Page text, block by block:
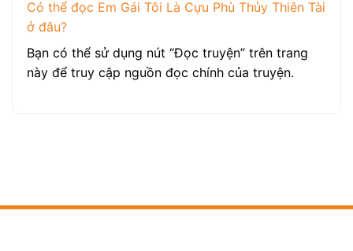
Có thể đọc Em Gái Tôi Là Cựu Phù Thủy Thiên Tài
ở đâu?
Bạn có thể sử dụng nút “Đọc truyện” trên trang
này để truy cập nguồn đọc chính của truyện.